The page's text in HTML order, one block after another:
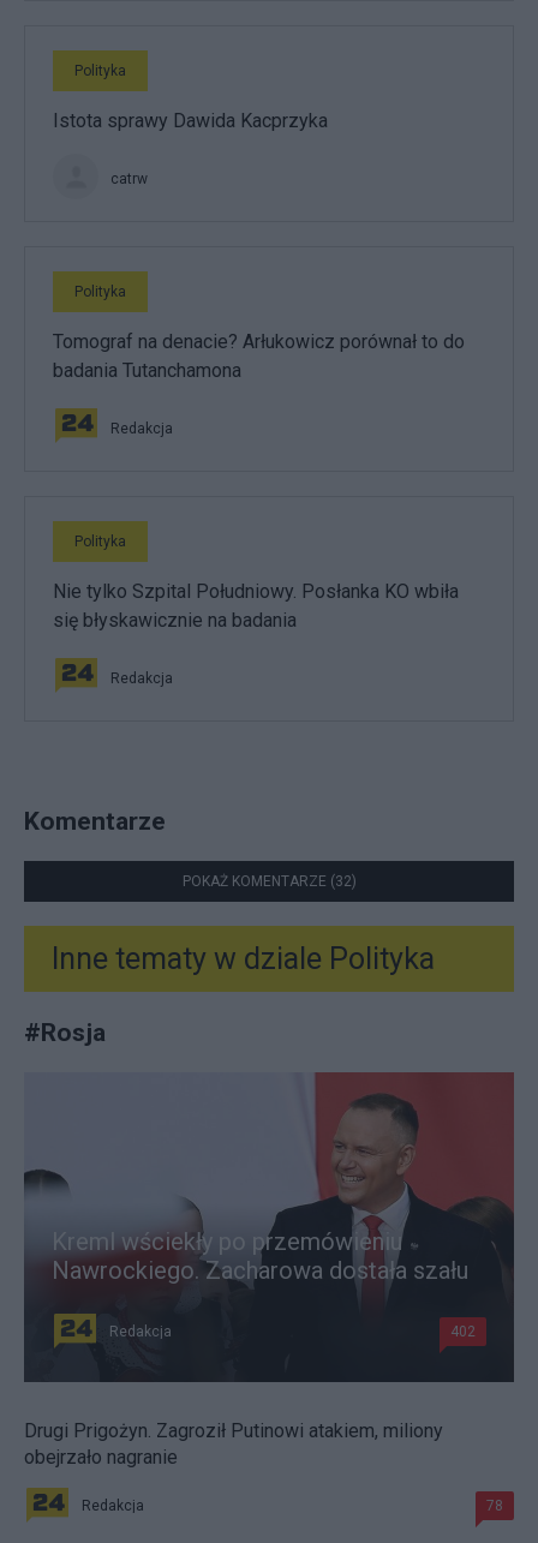
Polityka
Istota sprawy Dawida Kacprzyka
catrw
Polityka
Tomograf na denacie? Arłukowicz porównał to do
badania Tutanchamona
Redakcja
Polityka
Nie tylko Szpital Południowy. Posłanka KO wbiła
się błyskawicznie na badania
Redakcja
Komentarze
POKAŻ KOMENTARZE (32)
Inne tematy w dziale Polityka
#Rosja
Kreml wściekły po przemówieniu
Nawrockiego. Zacharowa dostała szału
Redakcja 402
Drugi Prigożyn. Zagroził Putinowi atakiem, miliony
obejrzało nagranie
Redakcja 78